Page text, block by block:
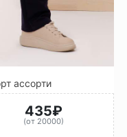
ассорти
435₽
(от 20000)